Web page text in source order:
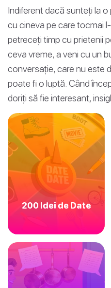
Indiferent dacă sunteți la
cu cineva pe care tocmai
petreceți timp cu prietenii
ceva vreme, a veni cu un
conversație, care nu este
poate fi o luptă. Când
doriți să fie interesant,
200 Idei de Date